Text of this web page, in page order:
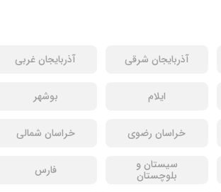
آذربایجان شرقی آذربایجان غربی
ایلام بوشهر
خراسان رضوی خراسان شمالی
سیستان و
بلوچستان فارس